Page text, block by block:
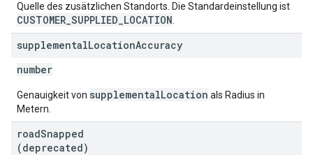
Quelle des zusätzlichen Standorts. Die Standardeinstellung ist
CUSTOMER_SUPPLIED_LOCATION
supplementalLocationAccuracy
number
Genauigkeit von supplementalLocation als Radius in
Metern.
roadSnapped
(deprecated)